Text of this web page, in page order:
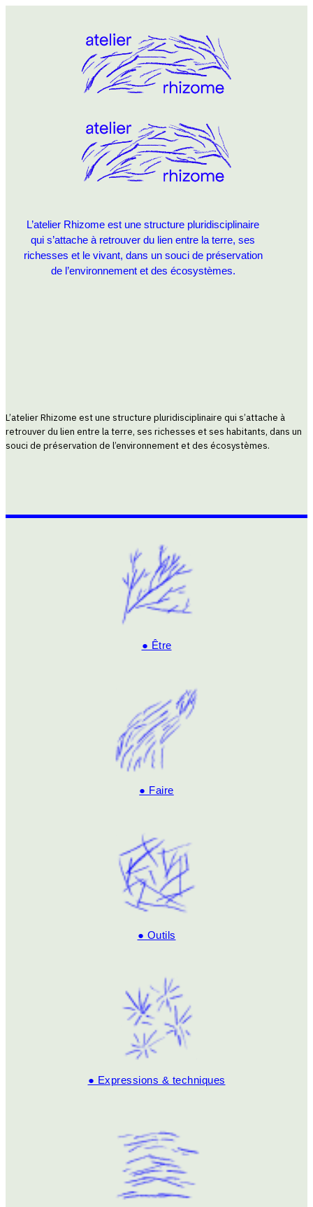
L’atelier Rhizome est une structure pluridisciplinaire
qui s’attache à retrouver du lien entre la terre, ses
richesses et le vivant, dans un souci de préservation
de l’environnement et des écosystèmes.
L’atelier Rhizome est une structure pluridisciplinaire qui s’attache à
retrouver du lien entre la terre, ses richesses et ses habitants, dans un
souci de préservation de l’environnement et des écosystèmes.
● Être
● Faire
● Outils
● Expressions & techniques